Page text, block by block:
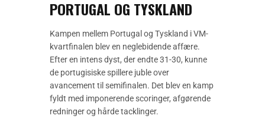
PORTUGAL OG TYSKLAND
Kampen mellem Portugal og Tyskland i VM-
kvartfinalen blev en neglebidende affære.
Efter en intens dyst, der endte 31-30, kunne
de portugisiske spillere juble over
avancement til semifinalen. Det blev en kamp
fyldt med imponerende scoringer, afgørende
redninger og hårde tacklinger.